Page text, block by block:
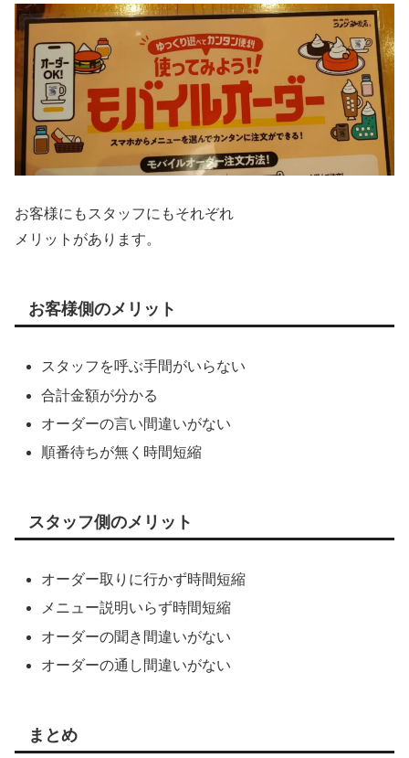
お客様にもスタッフにもそれぞれ
メリットがあります。
お客様側のメリット
スタッフを呼ぶ手間がいらない
合計金額が分かる
オーダーの言い間違いがない
順番待ちが無く時間短縮
スタッフ側のメリット
オーダー取りに行かず時間短縮
メニュー説明いらず時間短縮
オーダーの聞き間違いがない
オーダーの通し間違いがない
まとめ